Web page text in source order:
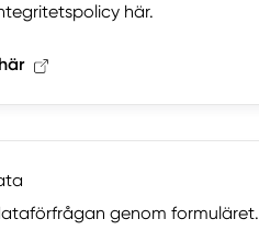
här.
genom formuläret.